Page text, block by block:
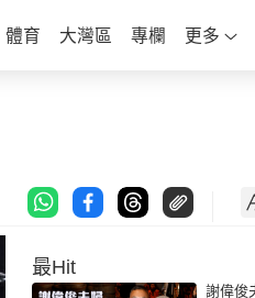
體育 大灣區 專欄 更多
最Hit
謝偉俊